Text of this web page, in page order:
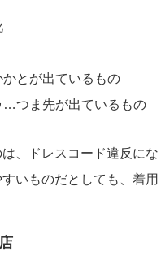
とが出ているもの
…つま先が出ているもの
は、ドレスコード違反に
いものだとしても、着